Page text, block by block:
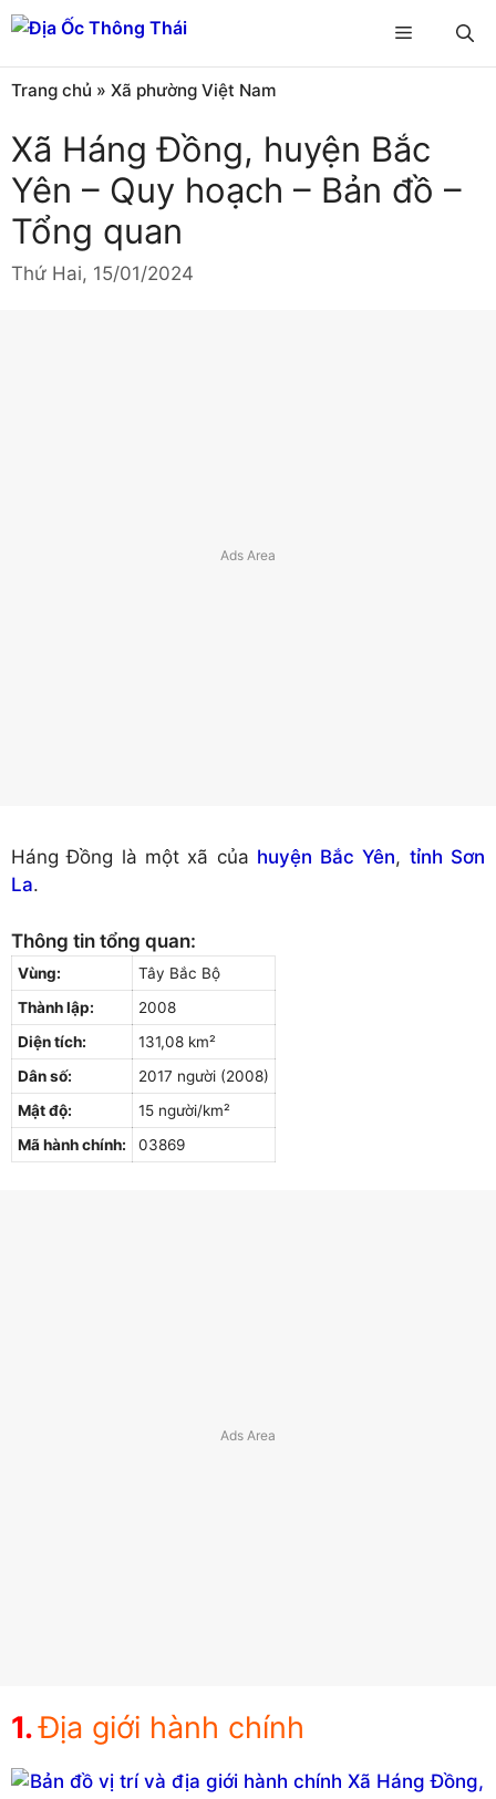
Chuyển
đến
nội
dung
Menu
Trang chủ » Xã phường Việt Nam
Xã Háng Đồng, huyện Bắc
Yên – Quy hoạch – Bản đồ –
Tổng quan
Thứ Hai, 15/01/2024
Háng Đồng là một xã của huyện Bắc Yên, tỉnh Sơn
La.
Thông tin tổng quan:
Vùng:
Tây Bắc Bộ
Thành lập:
2008
Diện tích:
131,08 km²
Dân số:
2017 người (2008)
Mật độ:
15 người/km²
Mã hành chính:
03869
Địa giới hành chính